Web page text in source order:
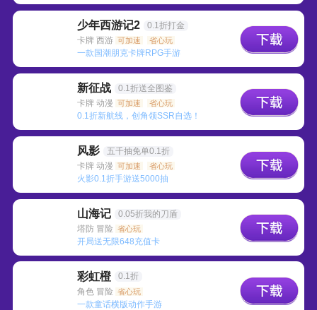
少年西游记2
0.1折打金
卡牌 西游 可加速 省心玩
一款国潮朋克卡牌RPG手游
新征战
0.1折送全图鉴
卡牌 动漫 可加速 省心玩
0.1折新航线，创角领SSR自选！
风影
五千抽免单0.1折
卡牌 动漫 可加速 省心玩
火影0.1折手游送5000抽
山海记
0.05折我的刀盾
塔防 冒险 省心玩
开局送无限648充值卡
彩虹橙
0.1折
角色 冒险 省心玩
一款童话横版动作手游